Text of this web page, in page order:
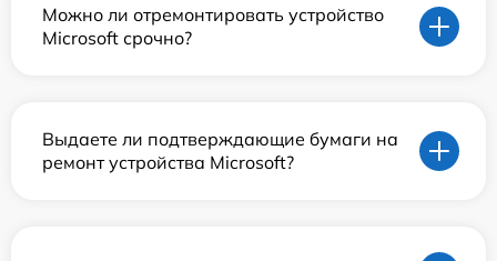
Можно ли отремонтировать устройство
Microsoft срочно?
Выдаете ли подтверждающие бумаги на
ремонт устройства Microsoft?